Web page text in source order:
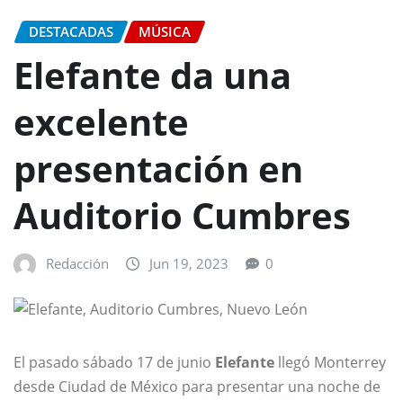
DESTACADAS MÚSICA
Elefante da una
excelente
presentación en
Auditorio Cumbres
Redacción Jun 19, 2023 0
El pasado sábado 17 de junio Elefante llegó Monterrey
desde Ciudad de México para presentar una noche de